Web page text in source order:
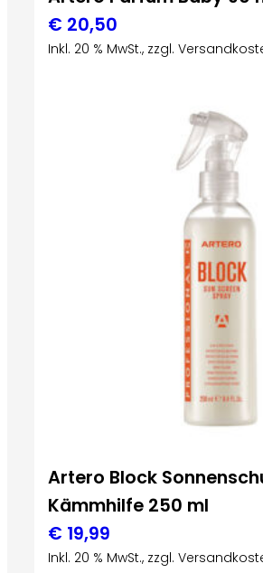
€ 20,50
Inkl. 20 % MwSt., zzgl.
Artero Block
Kämmhilfe 250 ml
€ 19,99
Inkl. 20 % MwSt., zzgl.